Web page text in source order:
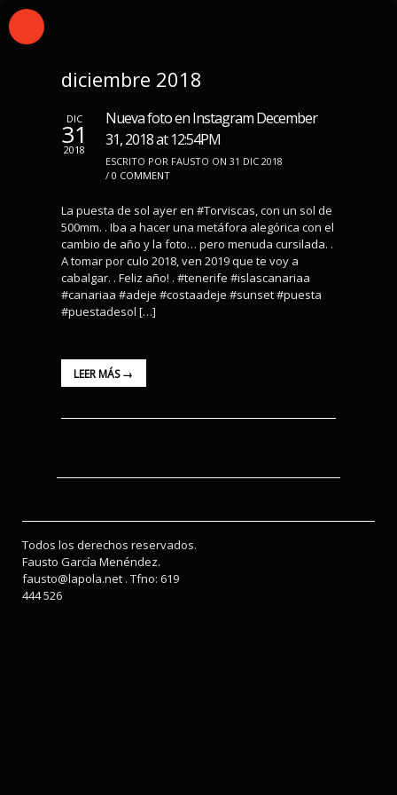
diciembre 2018
DIC
31
2018
Nueva foto en Instagram December
31, 2018 at 12:54PM
ESCRITO POR FAUSTO ON 31 DIC 2018
/ 0 COMMENT
La puesta de sol ayer en #Torviscas, con un sol de
500mm. . Iba a hacer una metáfora alegórica con el
cambio de año y la foto… pero menuda cursilada. .
A tomar por culo 2018, ven 2019 que te voy a
cabalgar. . Feliz año! . #tenerife #islascanariaa
#canariaa #adeje #costaadeje #sunset #puesta
#puestadesol […]
LEER MÁS →
Todos los derechos reservados.
Fausto García Menéndez.
fausto@lapola.net . Tfno: 619
444 526